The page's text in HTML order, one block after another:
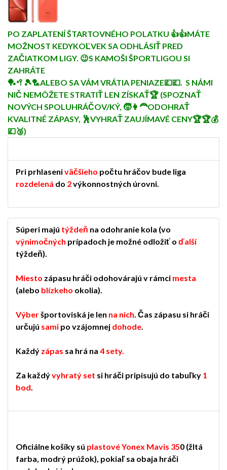
PO ZAPLATENÍ ŠTARTOVNÉHO POLATKU 👍👍MÁTE
MOŽNOST KEDYKOĽVEK SA ODHLÁSIŤ PRED
ZAČIATKOM LIGY. 😉S KAMOŠI ŠPORTLIGOU SI
ZAHRÁTE
🏓🥍🎾🏸ALEBO SA VÁM VRÁTIA PENIAZE💷💷. S NÁMI
NIČ NEMÔŽETE STRATIŤ LEN ZÍSKAŤ🏆 (SPOZNAŤ
NOVÝCH SPOLUHRÁČOV/KÝ, 🧒👩‍🦰ODOHRAŤ
KVALITNÉ ZÁPASY, 🕺VYHRAŤ ZAUJÍMAVÉ CENY🏆🏆💰
💷🥉)
Pri prhlaseniväčšieho počtu hráčov bude liga
rozdelená do 2výkonnostných úrovni.
Súperi majú týždeň na odohranie kola (vo
výnimočných prípadoch je možné odložiť o ďalší
týždeň).
Miesto zápasu hráči odohovárajú v rámci mesta
(alebo blízkeho okolia).
Výberšportoviská je len na nich. Čas zápasu si hráči
určujú sami po vzájomnej dohode.
Každý zápas sa hrá na 4 sety.
Za každývyhratý set si hráči pripisujú do tabuľky 1
bod.
Oficiálne košíky sú plastové Yonex Mavis 350 (žltá
farba, modrý prúžok), pokiaľ sa obaja hráči